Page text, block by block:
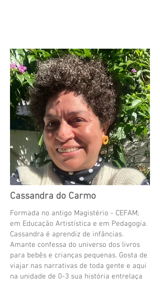
Cassandra do Carmo
Formada no antigo Magistério - CEFAM;
em Educação Artistística e em Pedagogia.
Cassandra é aprendiz de infâncias.
Amante confessa do universo dos livros
para bebês e crianças pequenas. Gosta de
viajar nas narrativas de toda gente e aqui
na unidade de 0-3 sua história entrelaça